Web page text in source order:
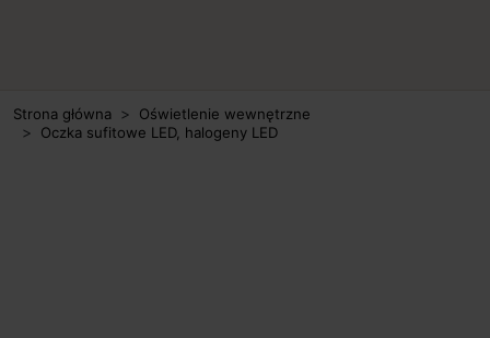
Strona główna
Oświetlenie wewnętrzne
Oczka sufitowe LED, halogeny LED